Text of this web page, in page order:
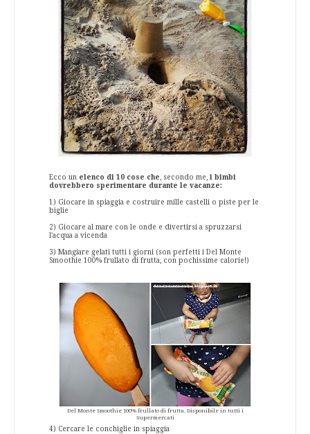
Ecco un elenco di 10 cose che , secondo me, i bimbi
dovrebbero sperimentare durante le vacanze:
1) Giocare in spiaggia e costruire mille castelli o piste per le
biglie
2) Giocare al mare con le onde e divertirsi a spruzzarsi
l'acqua a vicenda
3) Mangiare gelati tutti i giorni (son perfetti i Del Monte
Smoothie 100% frullato di frutta, con pochissime calorie!)
Del Monte Smoothie 100% frullato di frutta. Disponibile in tutti i
Supermercati
4) Cercare le conchiglie in spiaggia